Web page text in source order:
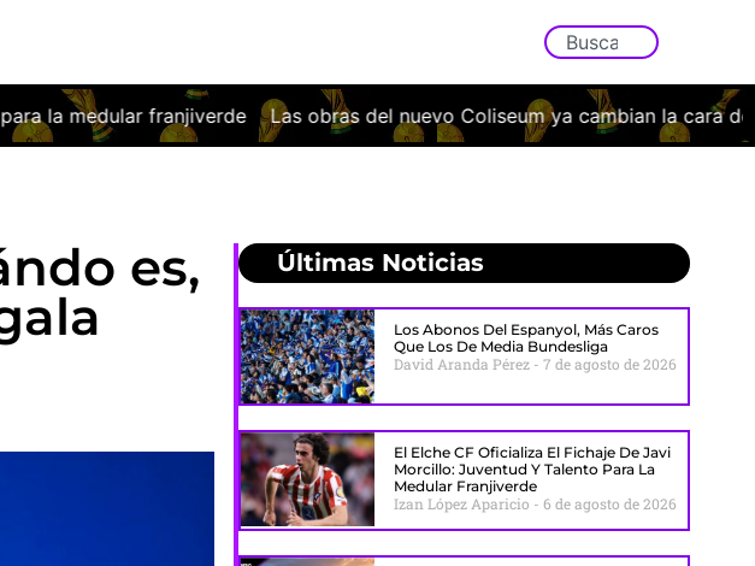
Las obras del nuevo Coliseum ya cambian la cara del Getafe: así será
es, Últimas Noticias
Los Abonos Del Espanyol, Más Caros
Que Los De Media Bundesliga
David Aranda Pérez 7 de agosto de 2026
El Elche CF Oficializa El Fichaje De Javi
Morcillo: Juventud Y Talento Para La
Medular Franjiverde
Izan López Aparicio 6 de agosto de 2026